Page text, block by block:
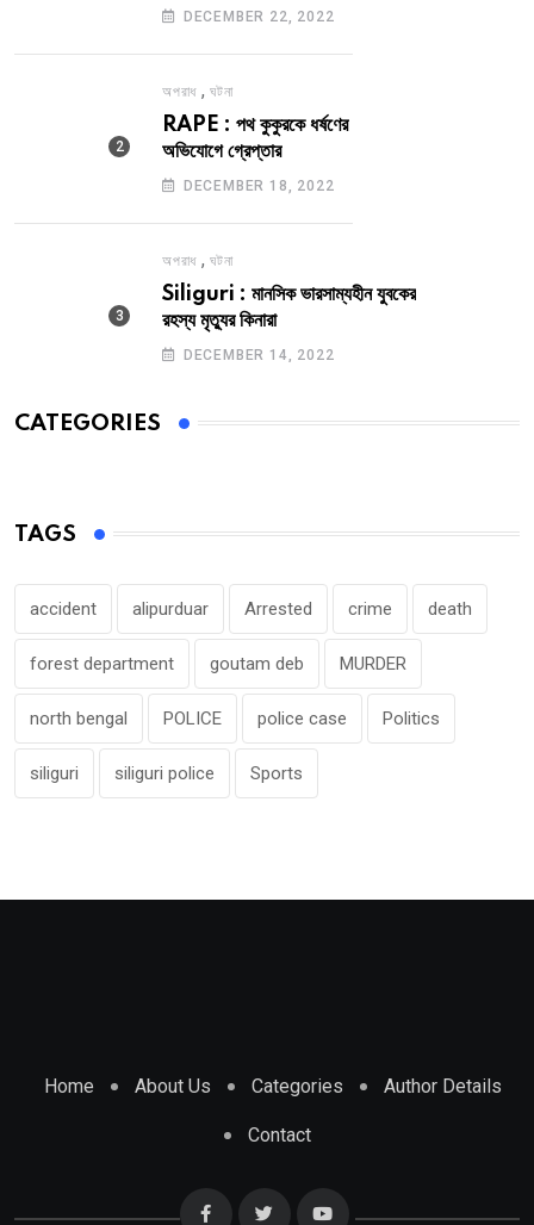
DECEMBER 22, 2022
অপরাধ ,ঘটনা
RAPE : পথ কুকুরকে ধর্ষণের
অভিযোগে গ্রেপ্তার
DECEMBER 18, 2022
অপরাধ ,ঘটনা
Siliguri : মানসিক ভারসাম্যহীন যুবকের
রহস্য মৃত্যুর কিনারা
DECEMBER 14, 2022
CATEGORIES
TAGS
accident alipurduar Arrested crime death
forest department goutam deb MURDER
north bengal POLICE police case Politics
siliguri siliguri police Sports
Home About Us Categories Author Details
Contact